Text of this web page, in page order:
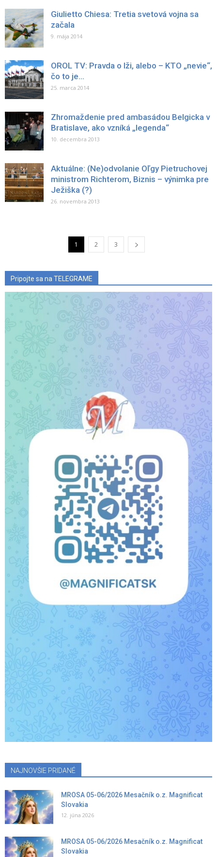
Giulietto Chiesa: Tretia svetová vojna sa
začala
9. mája 2014
OROL TV: Pravda o lži, alebo – KTO „nevie“,
čo to je...
25. marca 2014
Zhromaždenie pred ambasádou Belgicka v
Bratislave, ako vzníká „legenda“
10. decembra 2013
Aktuálne: (Ne)odvolanie Oľgy Pietruchovej
ministrom Richterom, Biznis – výnimka pre
Ježiška (?)
26. novembra 2013
1 2 3
Pripojte sa na TELEGRAME
NAJNOVŠIE PRIDANÉ
MROSA 05-06/2026 Mesačník o.z. Magnificat
Slovakia
12. júna 2026
MROSA 05-06/2026 Mesačník o.z. Magnificat
Slovakia